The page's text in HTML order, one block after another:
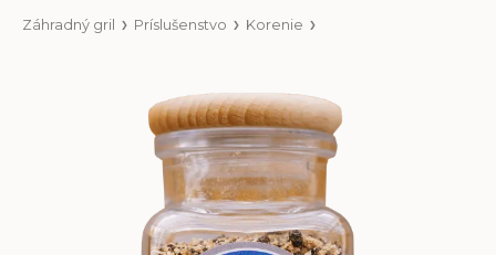
Záhradný gril Príslušenstvo Korenie